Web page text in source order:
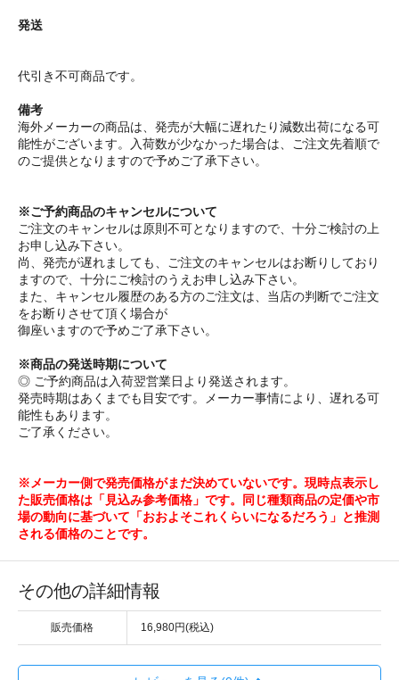
発送
代引き不可商品です。
備考
海外メーカーの商品は、発売が大幅に遅れたり減数出荷になる可
能性がございます。入荷数が少なかった場合は、ご注文先着順で
のご提供となりますので予めご了承下さい。
※ご予約商品のキャンセルについて
ご注文のキャンセルは原則不可となりますので、十分ご検討の上
お申し込み下さい。
尚、発売が遅れましても、ご注文のキャンセルはお断りしており
ますので、十分にご検討のうえお申し込み下さい。
また、キャンセル履歴のある方のご注文は、当店の判断でご注文
をお断りさせて頂く場合が
御座いますので予めご了承下さい。
※商品の発送時期について
◎ ご予約商品は入荷翌営業日より発送されます。
発売時期はあくまでも目安です。メーカー事情により、遅れる可
能性もあります。
ご了承ください。
※メーカー側で発売価格がまだ決めていないです。現時点表示し
た販売価格は「見込み参考価格」です。同じ種類商品の定価や市
場の動向に基づいて「おおよそこれくらいになるだろう」と推測
される価格のことです。
その他の詳細情報
販売価格 16,980円(税込)